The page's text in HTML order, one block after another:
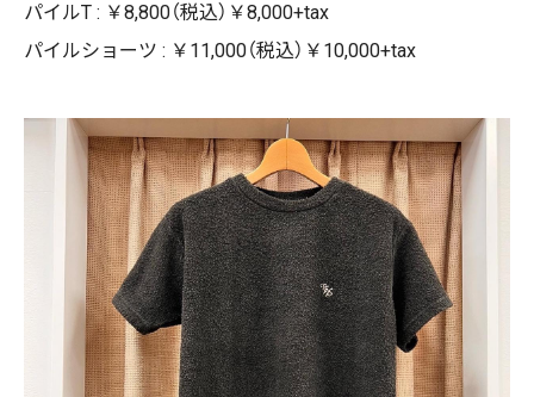
パイルT : ￥8,800（税込）￥8,000+tax
パイルショーツ : ￥11,000（税込）￥10,000+tax